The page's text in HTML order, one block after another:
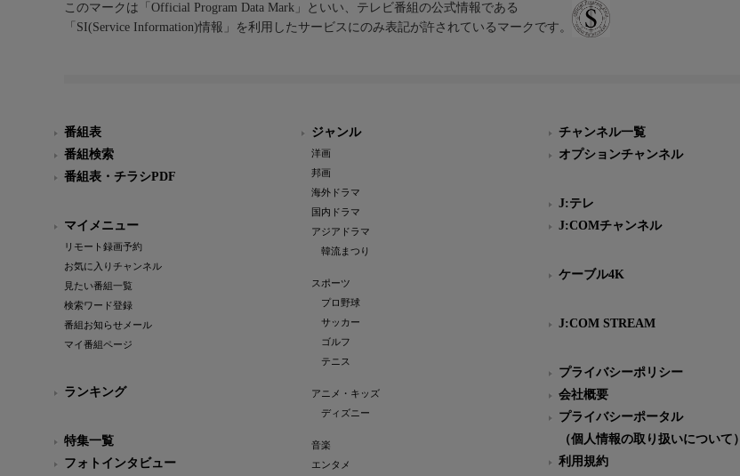
このマークは「Official Program Data Mark」といい、テレビ番組の公式情報である
「SI(Service Information)情報」を利用したサービスにのみ表記が許されているマークです。
番組表
番組検索
番組表・チラシPDF
マイメニュー
リモート録画予約
お気に入りチャンネル
見たい番組一覧
検索ワード登録
番組お知らせメール
マイ番組ページ
ランキング
特集一覧
フォトインタビュー
ジャンル
洋画
邦画
海外ドラマ
国内ドラマ
アジアドラマ
韓流まつり
スポーツ
プロ野球
サッカー
ゴルフ
テニス
アニメ・キッズ
ディズニー
音楽
エンタメ
チャンネル一覧
オプションチャンネル
J:テレ
J:COMチャンネル
ケーブル4K
J:COM STREAM
プライバシーポリシー
会社概要
プライバシーポータル
（個人情報の取り扱いについて）
利用規約